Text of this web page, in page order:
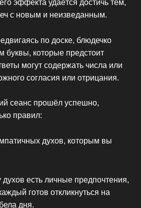
эффекта удаётся достичь тем,
с новым и неизведанным.
по доске, блюдечко
буквы, которые предстоит
могут содержать числа или
согласия или отрицания.
сеанс прошёл успешно,
правил:
духов, которым вы
духов есть личные предпочтения,
готов откликнуться на
дня.